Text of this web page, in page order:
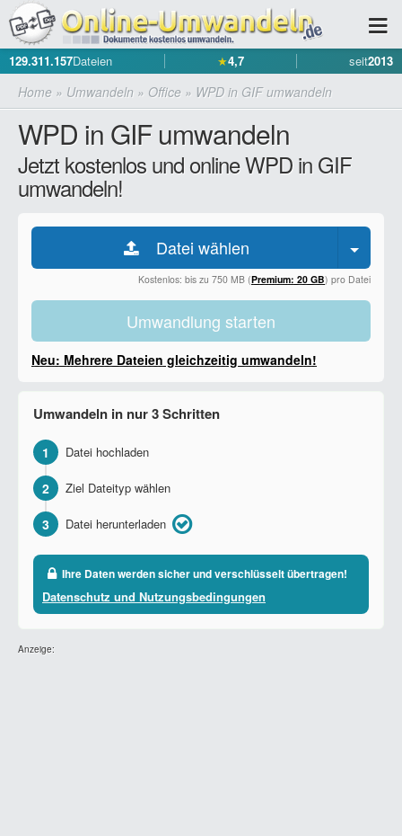
129.311.157Dateien ★4,7 seit2013
Home » Umwandeln » Office » WPD in GIF umwandeln
WPD in GIF umwandeln
Jetzt kostenlos und online WPD in GIF
umwandeln!
Datei wählen
Kostenlos: bis zu 750 MB (Premium: 20 GB) pro Datei
Umwandlung starten
Neu: Mehrere Dateien gleichzeitig umwandeln!
Umwandeln in nur 3 Schritten
1 Datei hochladen
2 Ziel Dateityp wählen
3 Datei herunterladen
Ihre Daten werden sicher und verschlüsselt übertragen!
Datenschutz und Nutzungsbedingungen
Anzeige: